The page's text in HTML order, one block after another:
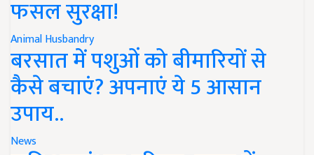
फसल सुरक्षा!
Animal Husbandry
बरसात में पशुओं को बीमारियों से
कैसे बचाएं? अपनाएं ये 5 आसान
उपाय..
News